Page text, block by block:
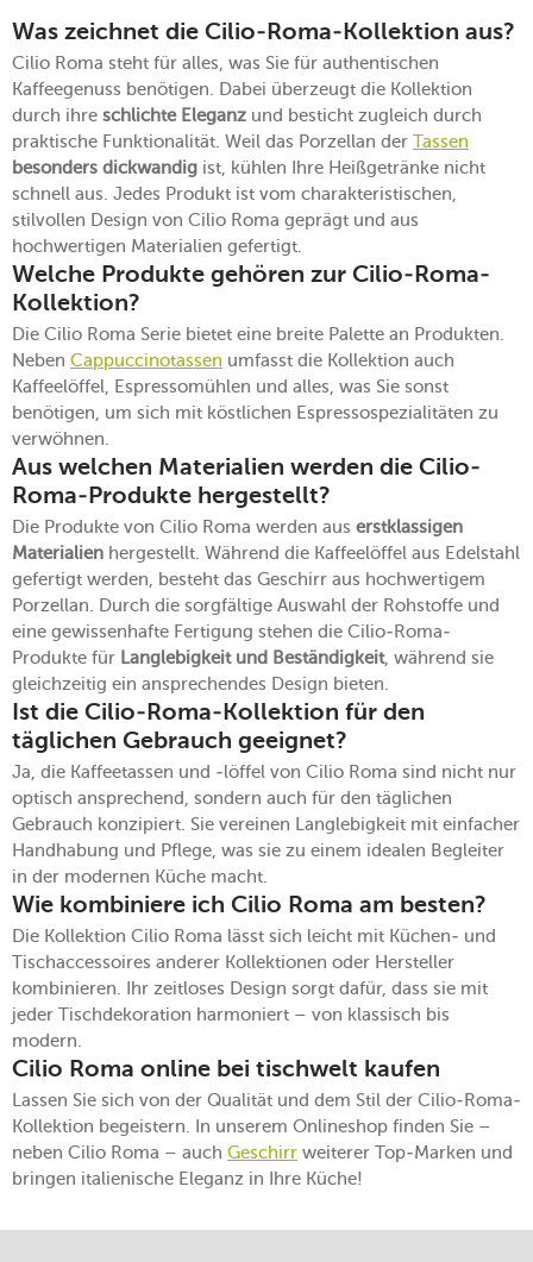
Was zeichnet die Cilio-Roma-Kollektion aus?
Cilio Roma steht für alles, was Sie für authentischen
Kaffeegenuss benötigen. Dabei überzeugt die Kollektion
durch ihre schlichte Eleganz und besticht zugleich durch
praktische Funktionalität. Weil das Porzellan der Tassen
besonders dickwandig ist, kühlen Ihre Heißgetränke nicht
schnell aus. Jedes Produkt ist vom charakteristischen,
stilvollen Design von Cilio Roma geprägt und aus
hochwertigen Materialien gefertigt.
Welche Produkte gehören zur Cilio-Roma-
Kollektion?
Die Cilio Roma Serie bietet eine breite Palette an Produkten.
Neben Cappuccinotassen umfasst die Kollektion auch
Kaffeelöffel, Espressomühlen und alles, was Sie sonst
benötigen, um sich mit köstlichen Espressospezialitäten zu
verwöhnen.
Aus welchen Materialien werden die Cilio-
Roma-Produkte hergestellt?
Die Produkte von Cilio Roma werden aus erstklassigen
Materialien hergestellt. Während die Kaffeelöffel aus Edelstahl
gefertigt werden, besteht das Geschirr aus hochwertigem
Porzellan. Durch die sorgfältige Auswahl der Rohstoffe und
eine gewissenhafte Fertigung stehen die Cilio-Roma-
Produkte für Langlebigkeit und Beständigkeit, während sie
gleichzeitig ein ansprechendes Design bieten.
Ist die Cilio-Roma-Kollektion für den
täglichen Gebrauch geeignet?
Ja, die Kaffeetassen und -löffel von Cilio Roma sind nicht nur
optisch ansprechend, sondern auch für den täglichen
Gebrauch konzipiert. Sie vereinen Langlebigkeit mit einfacher
Handhabung und Pflege, was sie zu einem idealen Begleiter
in der modernen Küche macht.
Wie kombiniere ich Cilio Roma am besten?
Die Kollektion Cilio Roma lässt sich leicht mit Küchen- und
Tischaccessoires anderer Kollektionen oder Hersteller
kombinieren. Ihr zeitloses Design sorgt dafür, dass sie mit
jeder Tischdekoration harmoniert – von klassisch bis
modern.
Cilio Roma online bei tischwelt kaufen
Lassen Sie sich von der Qualität und dem Stil der Cilio-Roma-
Kollektion begeistern. In unserem Onlineshop finden Sie –
neben Cilio Roma – auch Geschirr weiterer Top-Marken und
bringen italienische Eleganz in Ihre Küche!